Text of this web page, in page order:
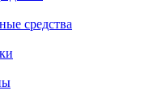
средства